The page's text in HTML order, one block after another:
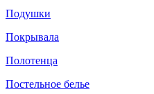
Подушки
Покрывала
Полотенца
Постельное белье